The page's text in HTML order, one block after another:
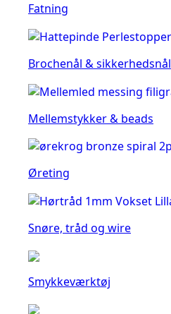
Fatning
Brochenål & sikkerhedsnål
Mellemstykker & beads
Øreting
Snøre, tråd og wire
Smykkeværktøj